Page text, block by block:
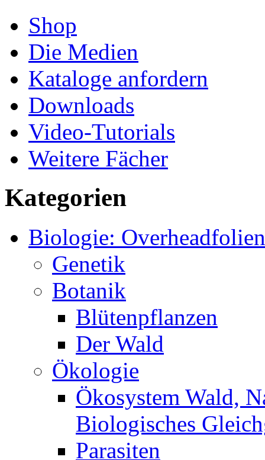
Shop
Die Medien
Kataloge anfordern
Downloads
Video-Tutorials
Weitere Fächer
Kategorien
Biologie: Overheadfolien
Genetik
Botanik
Blütenpflanzen
Der Wald
Ökologie
Ökosystem Wald,
Biologisches
Parasiten